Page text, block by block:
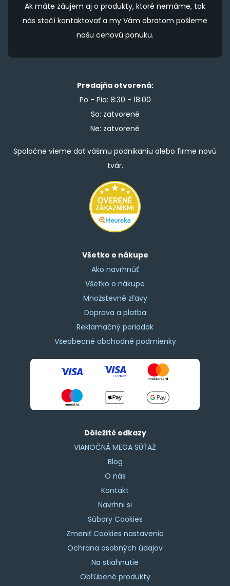
Ak máte záujem aj o produkty, ktoré nemáme, tak
nás stačí kontaktovať a my Vám obratom pošleme
našu cenovú ponuku.
Predajňa otvorená:
Po - Pia: 8:30 - 18:00
So: zatvorené
Ne: zatvorené
Spoločne vieme dať vášmu podnikaniu alebo firme novú
tvár.
Všetko o nákupe
Ako navrhnúť
Všetko o nákupe
Množstevné zľavy
Doprava a platba
Reklamačný poriadok
Všeobecné obchodné podmienky
Dôležité odkazy
VIANOČNÁ MEGA SÚŤAŽ
Blog
O nás
Kontakt
Navrhni si
Súbory Cookies
Zmeniť Cookies nastavenia
Ochrana osobných údajov
Na stiahnutie
Obľúbené produkty